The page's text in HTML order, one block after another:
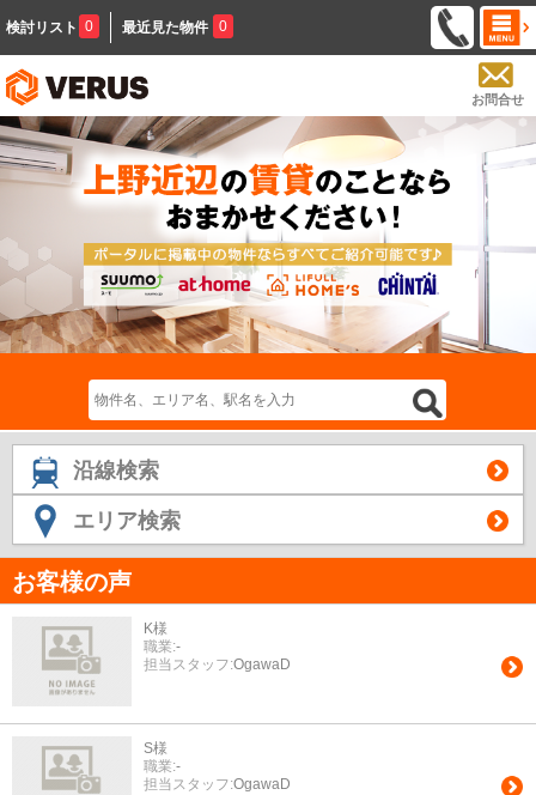
検討リスト 0 最近見た物件 0
お問合せ
沿線検索
エリア検索
お客様の声
K様
職業:-
担当スタッフ:OgawaD
S様
職業:-
担当スタッフ:OgawaD